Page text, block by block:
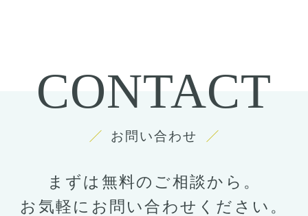
CONTACT
お問い合わせ
まずは無料のご相談から。
お気軽にお問い合わせください。